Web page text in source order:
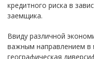
кредитного риска в
заемщика.
Ввиду различной
важным направлением в
географическая